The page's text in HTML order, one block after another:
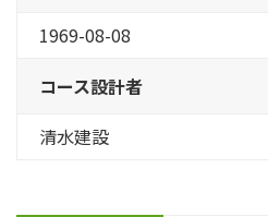
1969-08-08
コース設計者
清水建設